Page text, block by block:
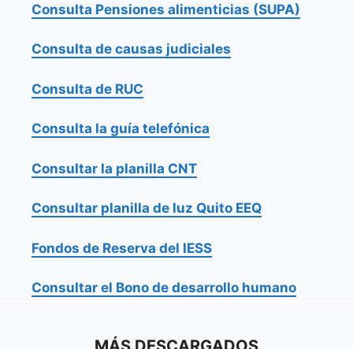
Consulta Pensiones alimenticias (SUPA)
Consulta de causas judiciales
Consulta de RUC
Consulta la guía telefónica
Consultar la planilla CNT
Consultar planilla de luz Quito EEQ
Fondos de Reserva del IESS
Consultar el Bono de desarrollo humano